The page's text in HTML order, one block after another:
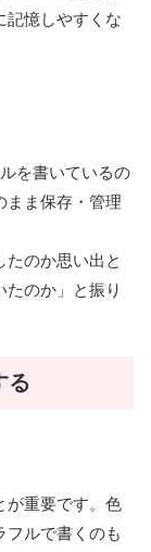
記憶しやすくな
を書いているの
まま保存・管理
のか思い出と
たのか」と振り
る
が重要です。色
フルで書くのも